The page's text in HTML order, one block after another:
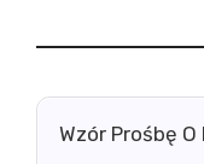
Wzór Prośbę